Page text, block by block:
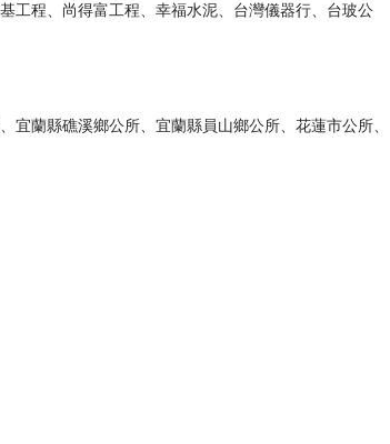
工程、尚得富工程、幸福水泥、台灣儀器行、台玻公
蘭縣礁溪鄉公所、宜蘭縣員山鄉公所、花蓮市公所、